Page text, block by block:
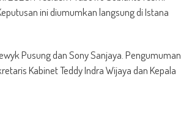
ini diumumkan langsung di Istana
Pusung dan Sony Sanjaya. Pengumuman
Kabinet Teddy Indra Wijaya dan Kepala